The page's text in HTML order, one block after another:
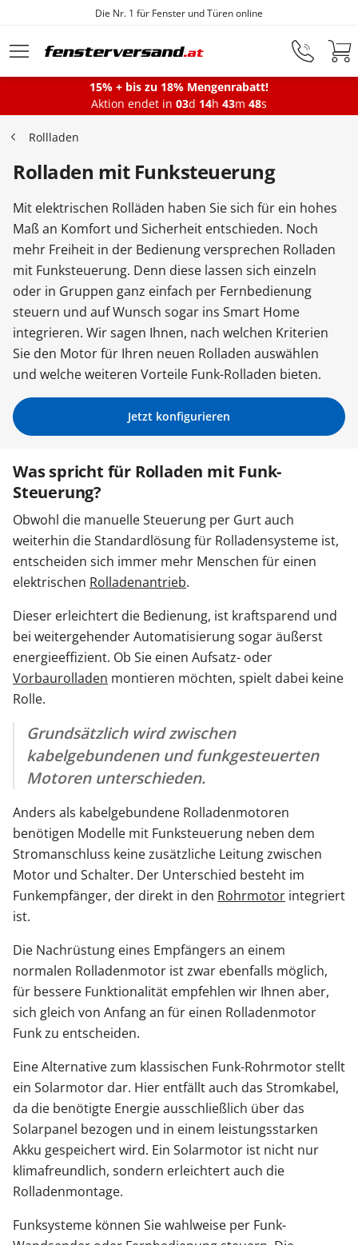
Zum Hauptinhalt springen
Die Nr. 1 für Fenster und Türen online
Fenster
Balkontüren
Terrassentüren
Haustüren
Sonnenschutz
Zäune & Tore
Carports
Anmelden / Registrieren
Kontakt / Hilfe
15% + bis zu 18% Mengenrabatt!
Aktion endet in 03d 14h 43m 47s
Rollladen
Rolladen mit Funksteuerung
Mit elektrischen Rolläden haben Sie sich für ein hohes
Maß an Komfort und Sicherheit entschieden. Noch
mehr Freiheit in der Bedienung versprechen Rolladen
mit Funksteuerung. Denn diese lassen sich einzeln
oder in Gruppen ganz einfach per Fernbedienung
steuern und auf Wunsch sogar ins Smart Home
integrieren. Wir sagen Ihnen, nach welchen Kriterien
Sie den Motor für Ihren neuen Rolladen auswählen
und welche weiteren Vorteile Funk-Rolladen bieten.
Jetzt konfigurieren
Was spricht für Rolladen mit Funk-
Steuerung?
Obwohl die manuelle Steuerung per Gurt auch
weiterhin die Standardlösung für Rolladensysteme ist,
entscheiden sich immer mehr Menschen für einen
elektrischen Rolladenantrieb.
Dieser erleichtert die Bedienung, ist kraftsparend und
bei weitergehender Automatisierung sogar äußerst
energieeffizient. Ob Sie einen Aufsatz- oder
Vorbaurolladen montieren möchten, spielt dabei keine
Rolle.
Grundsätzlich wird zwischen
kabelgebundenen und funkgesteuerten
Motoren unterschieden.
Anders als kabelgebundene Rolladenmotoren
benötigen Modelle mit Funksteuerung neben dem
Stromanschluss keine zusätzliche Leitung zwischen
Motor und Schalter. Der Unterschied besteht im
Funkempfänger, der direkt in den Rohrmotor integriert
ist.
Die Nachrüstung eines Empfängers an einem
normalen Rolladenmotor ist zwar ebenfalls möglich,
für bessere Funktionalität empfehlen wir Ihnen aber,
sich gleich von Anfang an für einen Rolladenmotor
Funk zu entscheiden.
Eine Alternative zum klassischen Funk-Rohrmotor stellt
ein Solarmotor dar. Hier entfällt auch das Stromkabel,
da die benötigte Energie ausschließlich über das
Solarpanel bezogen und in einem leistungsstarken
Akku gespeichert wird. Ein Solarmotor ist nicht nur
klimafreundlich, sondern erleichtert auch die
Rolladenmontage.
Funksysteme können Sie wahlweise per Funk-